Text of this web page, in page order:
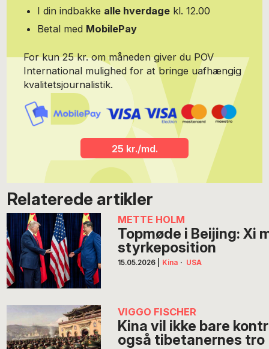
I din indbakke alle hverdage kl. 12.00
Betal med MobilePay
For kun 25 kr. om måneden giver du POV
International mulighed for at bringe uafhængig
kvalitetsjournalistik.
25 kr./md.
Relaterede artikler
METTE HOLM
Topmøde i Beijing: Xi
styrkeposition
15.05.2026 Kina · USA
VIGGO FISCHER
Kina vil ikke bare
også tibetanernes tro